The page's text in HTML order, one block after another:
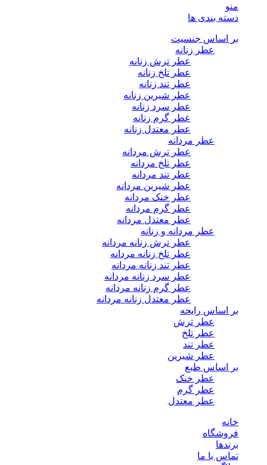
منو
دسته بندی ها
بر اساس جنسیت
عطر زنانه
عطر ترش زنانه
عطر تلخ زنانه
عطر تند زنانه
عطر شیرین زنانه
عطر سرد زنانه
عطر گرم زنانه
عطر معتدل زنانه
عطر مردانه
عطر ترش مردانه
عطر تلخ مردانه
عطر تند مردانه
عطر شیرین مردانه
عطر خنک مردانه
عطر گرم مردانه
عطر معتدل مردانه
عطر مردانه و زنانه
عطر ترش زنانه مردانه
عطر تلخ زنانه مردانه
عطر تند زنانه مردانه
عطر سرد زنانه مردانه
عطر گرم زنانه مردانه
عطر معتدل زنانه مردانه
بر اساس رایحه
عطر ترش
عطر تلخ
عطر تند
عطر شیرین
بر اساس طبع
عطر خنک
عطر گرم
عطر معتدل
خانه
فروشگاه
برندها
تماس با ما